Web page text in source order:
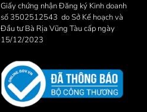
Giấy chứng nhận Đăng ký Kinh doanh
số 3502512543 do Sở Kế hoạch và
Đầu tư Bà Rịa Vũng Tàu cấp ngày
15/12/2023